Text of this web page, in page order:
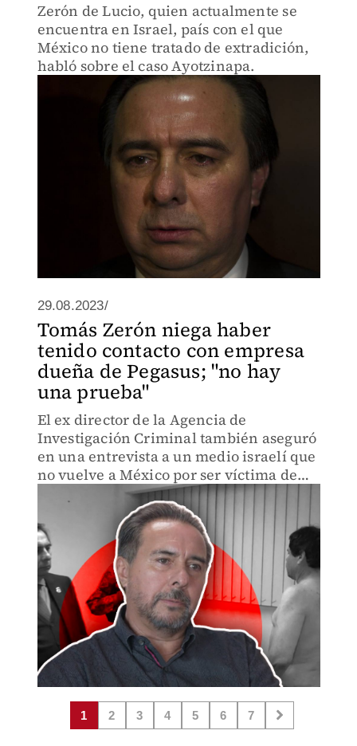
Zerón de Lucio, quien actualmente se
encuentra en Israel, país con el que
México no tiene tratado de extradición,
habló sobre el caso Ayotzinapa.
29.08.2023/
Tomás Zerón niega haber
tenido contacto con empresa
dueña de Pegasus; "no hay
una prueba"
El ex director de la Agencia de
Investigación Criminal también aseguró
en una entrevista a un medio israelí que
no vuelve a México por ser víctima de
"persecución política".
1 2 3 4 5 6 7